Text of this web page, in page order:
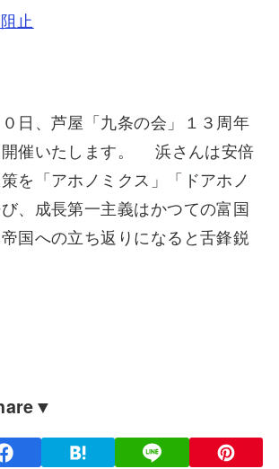
止
日、芦屋「九条の会」１３周年
催いたします。 浜さんは安倍
を「アホノミクス」「ドアホノ
、成長第一主義はかつての富国
国への立ち返りになると舌鋒鋭